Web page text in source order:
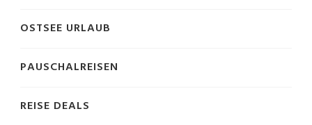
OSTSEE URLAUB
PAUSCHALREISEN
REISE DEALS